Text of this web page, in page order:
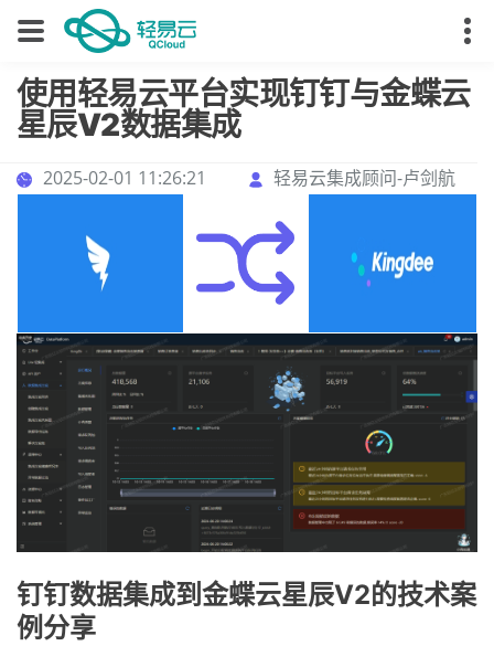
使用轻易云平台实现钉钉与金蝶云
星辰V2数据集成
2025-02-01 11:26:21 轻易云集成顾问-卢剑航
钉钉数据集成到金蝶云星辰V2的技术案
例分享